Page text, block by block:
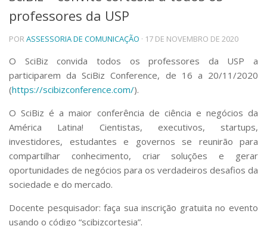
Telefones e Mapas
Pessoas
Ensino
Graduação
Pós-Graduação
Educação a distância
Pesquisa e Inovação
Linhas de Pesquisa
Centros, Núcleos e Projetos em Rede
Pós-doutorado
Iniciação Científica
Transferência de Tecnologia
Extensão à Comunidade
professores da USP
PORASSESSORIA DE COMUNICAÇÃO · 17 DE NOVEMBRO DE 2020
O SciBiz convida todos os professores da USP a
participarem da SciBiz Conference, de 16 a 20/11/2020
(https://scibizconference.com/).
O SciBiz é a maior conferência de ciência e negócios da
América Latina! Cientistas, executivos, startups,
investidores, estudantes e governos se reunirão para
compartilhar conhecimento, criar soluções e gerar
oportunidades de negócios para os verdadeiros desafios da
sociedade e do mercado.
Docente pesquisador: faça sua inscrição gratuita no evento
usando o código “scibizcortesia”.